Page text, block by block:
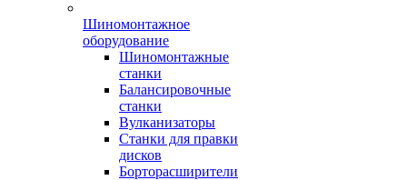
Шиномонтажное
оборудование
Шиномонтажные
станки
Балансировочные
станки
Вулканизаторы
Станки для правки
дисков
Борторасширители